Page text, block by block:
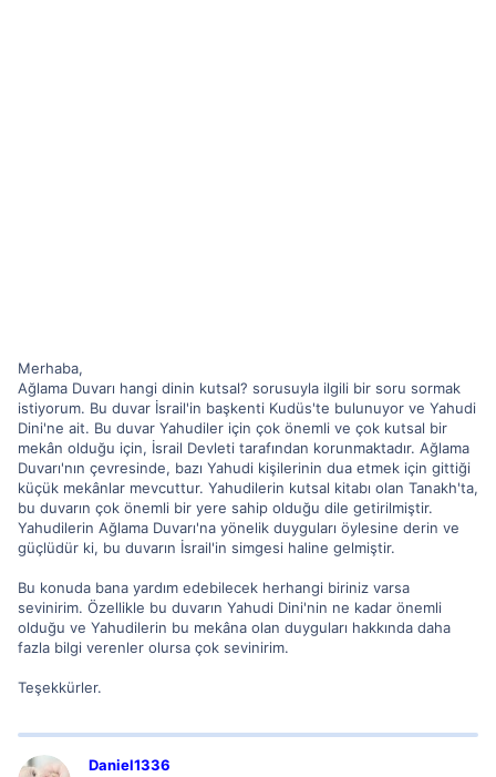
Merhaba,
Ağlama Duvarı hangi dinin kutsal? sorusuyla ilgili bir soru sormak
istiyorum. Bu duvar İsrail'in başkenti Kudüs'te bulunuyor ve Yahudi
Dini'ne ait. Bu duvar Yahudiler için çok önemli ve çok kutsal bir
mekân olduğu için, İsrail Devleti tarafından korunmaktadır. Ağlama
Duvarı'nın çevresinde, bazı Yahudi kişilerinin dua etmek için gittiği
küçük mekânlar mevcuttur. Yahudilerin kutsal kitabı olan Tanakh'ta,
bu duvarın çok önemli bir yere sahip olduğu dile getirilmiştir.
Yahudilerin Ağlama Duvarı'na yönelik duyguları öylesine derin ve
güçlüdür ki, bu duvarın İsrail'in simgesi haline gelmiştir.
Bu konuda bana yardım edebilecek herhangi biriniz varsa
sevinirim. Özellikle bu duvarın Yahudi Dini'nin ne kadar önemli
olduğu ve Yahudilerin bu mekâna olan duyguları hakkında daha
fazla bilgi verenler olursa çok sevinirim.
Teşekkürler.
Daniel1336